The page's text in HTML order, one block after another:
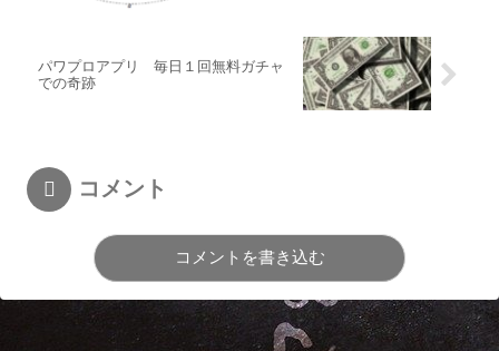
パワプロアプリ 毎日１回無料ガチャ
での奇跡
コメント
コメントを書き込む